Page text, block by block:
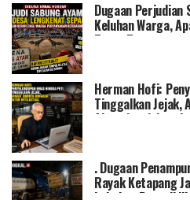
Dugaan Perjudian
Keluhan Warga,
Turun Tangan
Herman Hofi:
Tinggalkan Jejak,
Aktor Intelektual
. Dugaan
Rayak Ketapang